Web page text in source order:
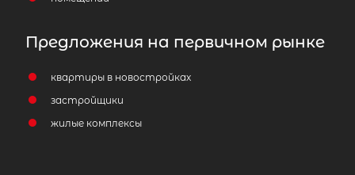
Предложения на первичном рынке
квартиры в новостройках
застройщики
жилые комплексы